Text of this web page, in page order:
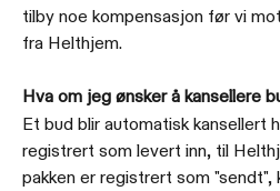
tilby noe kompensasjon før vi
fra Helthjem.
Hva om jeg ønsker å kansellere
Et bud blir automatisk kansellert
registrert som levert inn, til
pakken er registrert som "sendt",